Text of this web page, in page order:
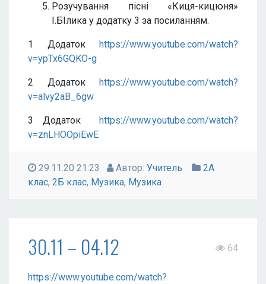
Розучування пісні «Киця-кицюня»
І.БІлика у додатку 3 за посиланням.
1 Додаток
https://www.youtube.com/watch?
v=ypTx6GQKO-g
2 Додаток
https://www.youtube.com/watch?
v=alvy2aB_6gw
3 Додаток
https://www.youtube.com/watch?
v=znLHOOpiEwE
29.11.20 21:23 Автор: Учитель
2А
клас, 2Б клас, Музика, Музика
30.11 – 04.12 64
https://www.youtube.com/watch?